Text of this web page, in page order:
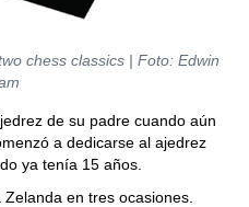
chess classics | Foto: Edwin
de su padre cuando aún
a dedicarse al ajedrez
ya tenía 15 años.
en tres ocasiones.